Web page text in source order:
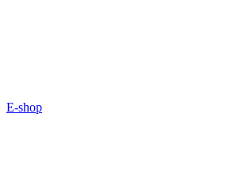
E-shop